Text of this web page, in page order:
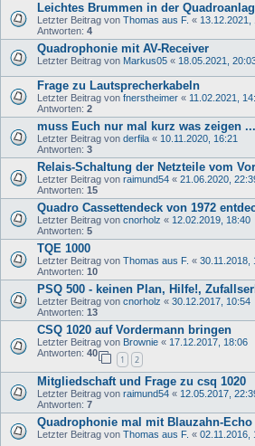
Leichtes Brummen in der
Letzter Beitrag von Thomas aus F. « 13.12.2021,
Antworten: 4
Quadrophonie mit AV-Receiver
Letzter Beitrag von Markus05 « 18.05.2021,
Frage zu Lautsprecherkabeln
Letzter Beitrag von fnerstheimer « 11.02.2021,
Antworten: 2
muss Euch nur mal kurz was zeigen ...
Letzter Beitrag von derfila « 10.11.2020, 16:21
Antworten: 3
Relais-Schaltung der Netzteile vom
Letzter Beitrag von raimund54 « 21.06.2020,
Antworten: 15
Quadro Cassettendeck von 1972
Letzter Beitrag von cnorholz « 12.02.2019, 18:40
Antworten: 5
TQE 1000
Letzter Beitrag von Thomas aus F. « 30.11.2018,
Antworten: 10
PSQ 500 - keinen Plan, Hilfe!,
Letzter Beitrag von cnorholz « 30.12.2017, 10:54
Antworten: 13
CSQ 1020 auf Vordermann bringen
Letzter Beitrag von Brownie « 17.12.2017, 18:06
Antworten: 40
1 2
Mitgliedschaft und Frage zu csq 1020
Letzter Beitrag von raimund54 « 12.05.2017,
Antworten: 7
Quadrophonie mal mit Blauzahn-Echo
Letzter Beitrag von Thomas aus F. « 02.11.2016,